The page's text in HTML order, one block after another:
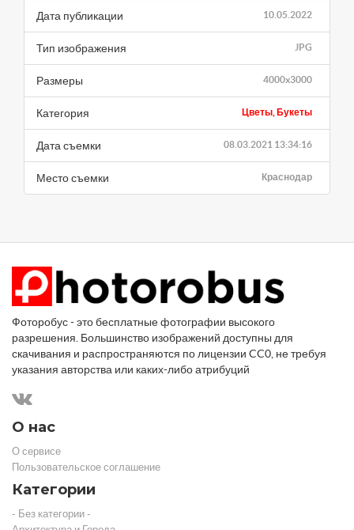
10.05.2022
Дата публикации
JPG
Тип изображения
4000x3000
Размеры
Цветы, Букеты
Категория
08.03.2021 13:34:16
Дата съемки
Краснодар
Место съемки
Фоторобус - это бесплатные фотографии высокого
разрешения. Большинство изображений доступны для
скачивания и распространяются по лицензии CC0, не требуя
указания авторства или каких-либо атрибуций
О нас
О сервисе
Пользовательское соглашение
Категории
- Без категории -